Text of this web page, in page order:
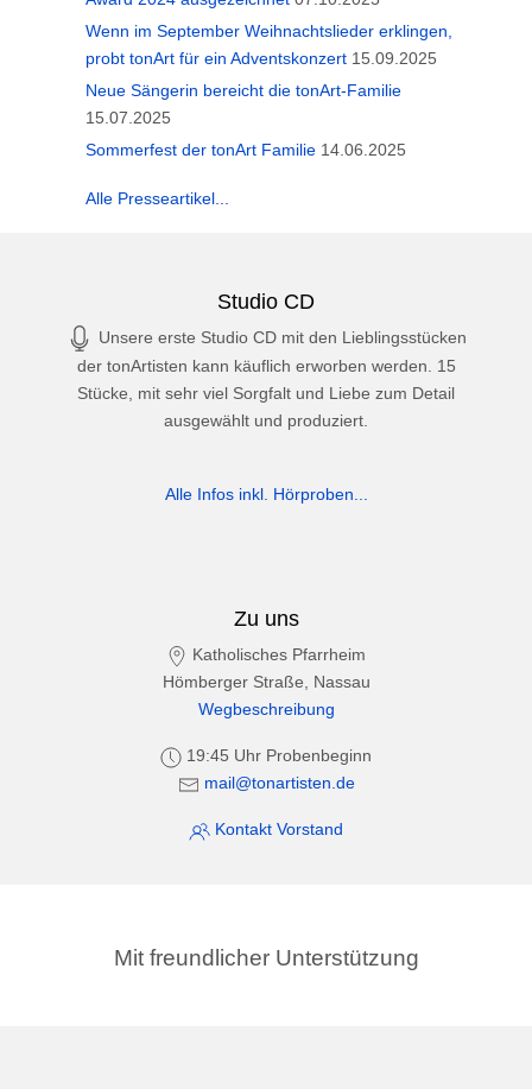
Wenn im September Weihnachtslieder erklingen,
probt tonArt für ein Adventskonzert 15.09.2025
Neue Sängerin bereicht die tonArt-Familie
15.07.2025
Sommerfest der tonArt Familie 14.06.2025
Alle Presseartikel...
Studio CD
Unsere erste Studio CD mit den Lieblingsstücken
der tonArtisten kann käuflich erworben werden. 15
Stücke, mit sehr viel Sorgfalt und Liebe zum Detail
ausgewählt und produziert.
Alle Infos inkl. Hörproben...
Zu uns
Katholisches Pfarrheim
Hömberger Straße, Nassau
Wegbeschreibung
19:45 Uhr Probenbeginn
mail@tonartisten.de
Kontakt Vorstand
Mit freundlicher Unterstützung